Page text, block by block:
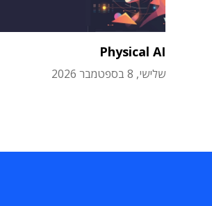
Physical AI
שלישי, 8 בספטמבר 2026